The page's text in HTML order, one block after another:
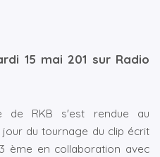
15 mai 201 sur Radio
de RKB s'est rendue au
jour du tournage du clip écrit
ème en collaboration avec